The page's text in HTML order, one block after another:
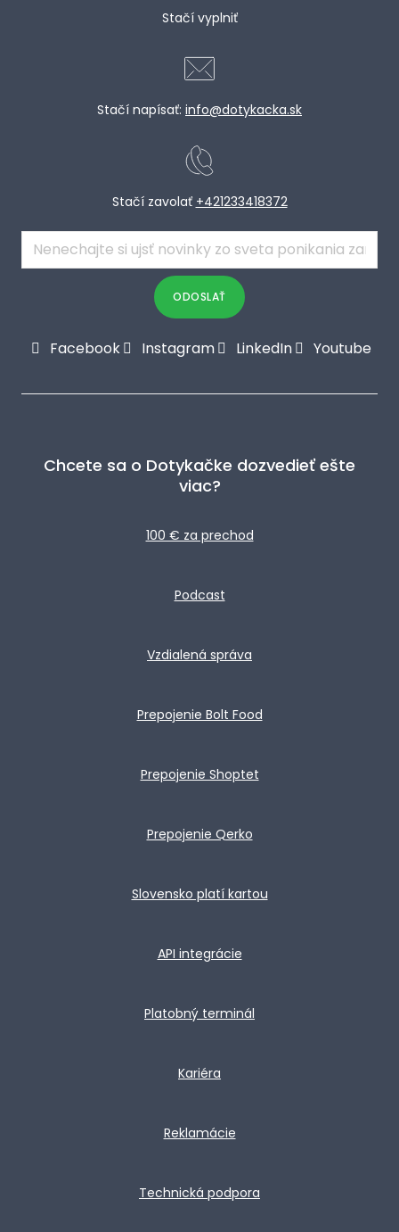
Stačí vyplniť
Stačí napísať: info@dotykacka.sk
Stačí zavolať +421233418372
mail*
ODOSLAŤ
Facebook Instagram LinkedIn Youtube
Chcete sa o Dotykačke dozvedieť ešte
viac?
100 € za prechod
Podcast
Vzdialená správa
Prepojenie Bolt Food
Prepojenie Shoptet
Prepojenie Qerko
Slovensko platí kartou
API integrácie
Platobný terminál
Kariéra
Reklamácie
Technická podpora